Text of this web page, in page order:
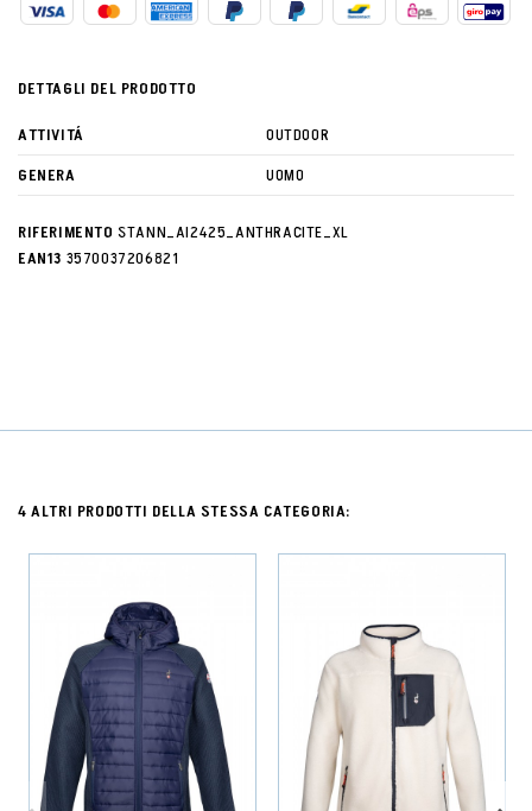
DETTAGLI DEL PRODOTTO
ATTIVITÁ
OUTDOOR
GENERA
UOMO
RIFERIMENTO STANN_AI2425_ANTHRACITE_XL
EAN13 3570037206821
4 ALTRI PRODOTTI DELLA STESSA CATEGORIA: